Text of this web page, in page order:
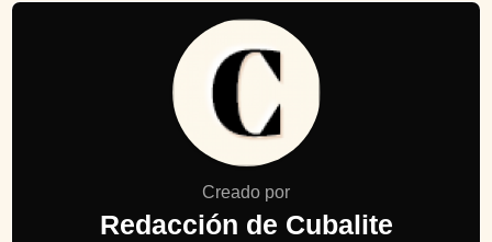
Creado por
Redacción de Cubalite